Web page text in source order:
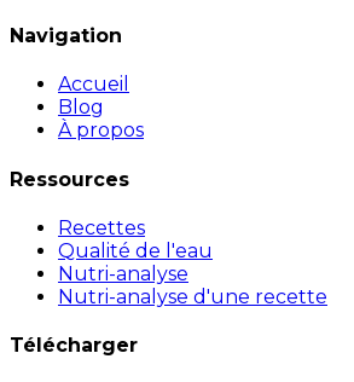
Navigation
Accueil
Blog
À propos
Ressources
Recettes
Qualité de l'eau
Nutri-analyse
Nutri-analyse d'une recette
Télécharger